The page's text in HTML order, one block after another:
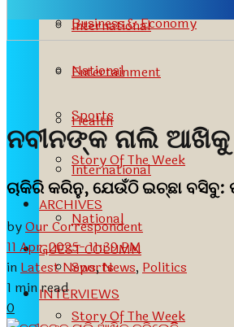
International
National
Sports
Story Of The Week
ARCHIVES
GUEST COLUMN
INTERVIEWS
Business & Economy
Entertainment
Health
International
National
Sports
Story Of The Week
ନବୀନଙ୍କ ନାଲି
ଚାକିରି କରିନୁ, ଯେଉଁଠି ଇଚ୍ଛା
byOur Correspondent
11 Apr, 2025- 11:39 PM
in Latest News,News, Politics
1 min read
0